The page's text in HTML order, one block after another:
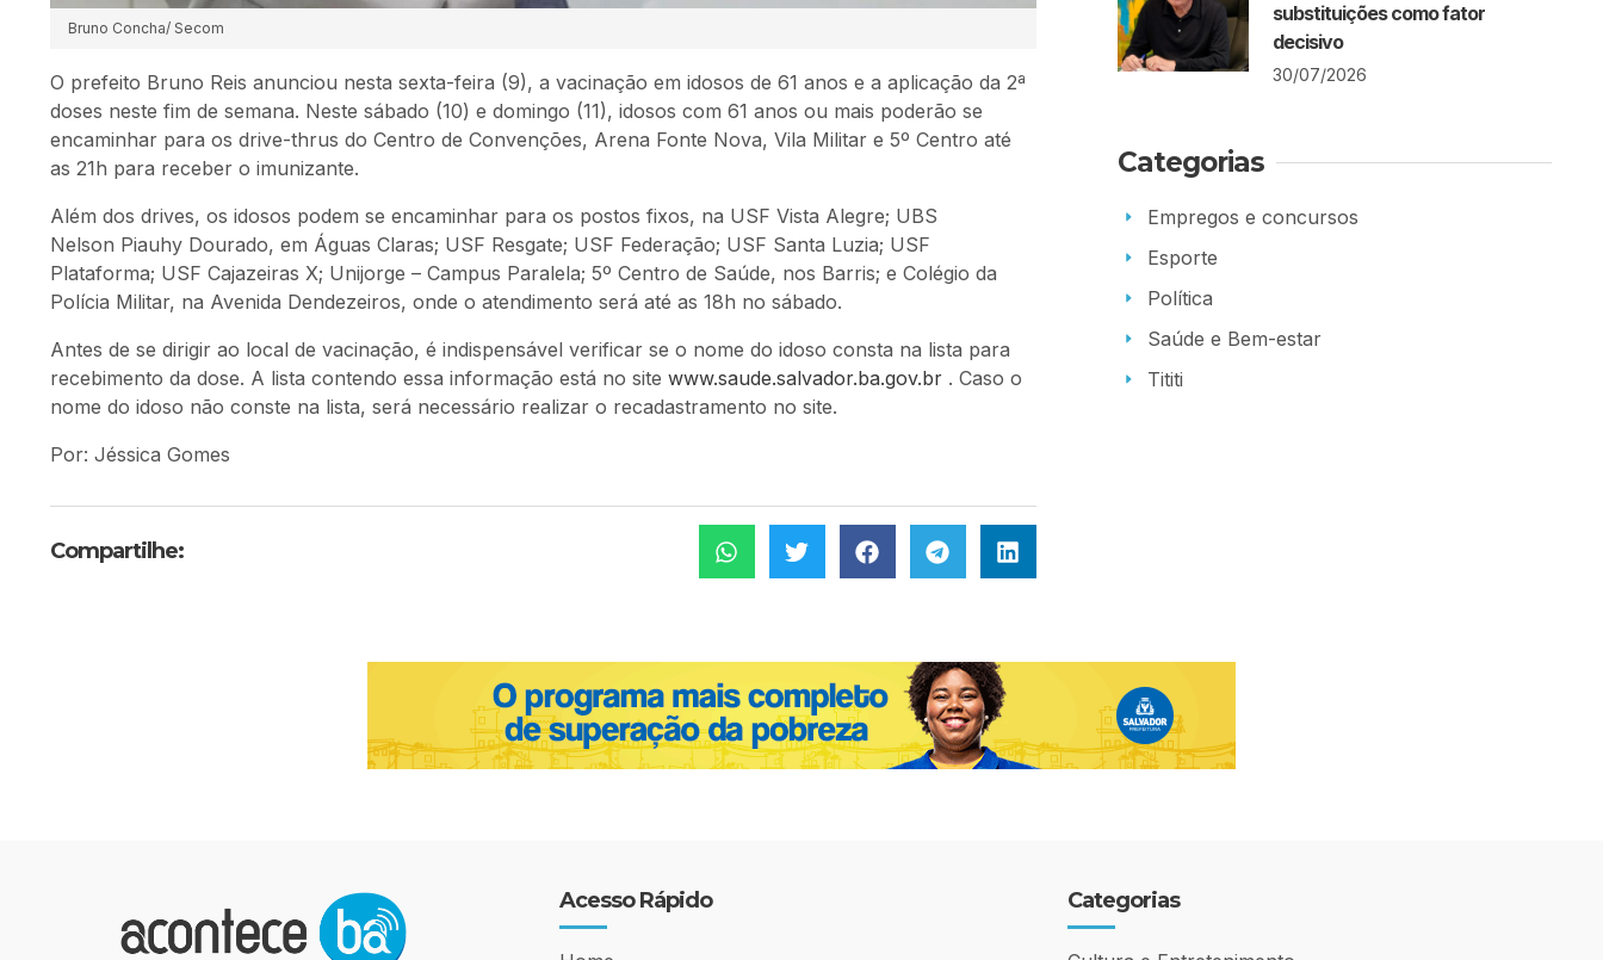
Bruno Concha/ Secom
O prefeito Bruno Reis anunciou nesta sexta-feira (9), a vacinação em idosos de 61 anos e a aplicação da 2ª
doses neste fim de semana. Neste sábado (10) e domingo (11), idosos com 61 anos ou mais poderão se
encaminhar para os drive-thrus do Centro de Convenções, Arena Fonte Nova, Vila Militar e 5º Centro até
as 21h para receber o imunizante.
Além dos drives, os idosos podem se encaminhar para os postos fixos, na USF Vista Alegre; UBS
Nelson Piauhy Dourado, em Águas Claras; USF Resgate; USF Federação; USF Santa Luzia; USF
Plataforma; USF Cajazeiras X; Unijorge – Campus Paralela; 5º Centro de Saúde, nos Barris; e Colégio da
Polícia Militar, na Avenida Dendezeiros, onde o atendimento será até as 18h no sábado.
Antes de se dirigir ao local de vacinação, é indispensável verificar se o nome do idoso consta na lista para
recebimento da dose. A lista contendo essa informação está no site www.saude.salvador.ba.gov.br . Caso o
nome do idoso não conste na lista, será necessário realizar o recadastramento no site.
Por: Jéssica Gomes
Compartilhe:
substituições como fator
decisivo
30/07/2026
Categorias
Empregos e concursos
Esporte
Política
Saúde e Bem-estar
Tititi
Acesso Rápido Categorias